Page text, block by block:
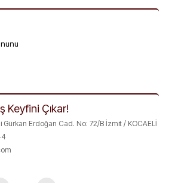
Keyfini Çıkar!
Gürkan Erdoğan Cad. No: 72/B İzmit / KOCAELİ